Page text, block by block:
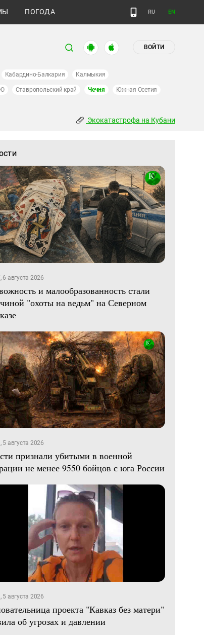
ПОГОДА RU EN
ВОЙТИ
Кабардино-Балкария Калмыкия
Ставропольский край Чечня Южная Осетия
Экокатастрофа на Кубани
6 августа 2026
и малообразованность стали
"охоты на ведьм" на Северном
5 августа 2026
признали убитыми в военной
не менее 9550 бойцов с юга России
5 августа 2026
проекта "Кавказ без матери"
об угрозах и давлении